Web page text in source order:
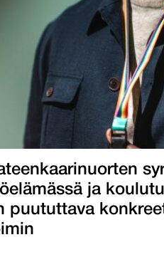
ja
puututtava